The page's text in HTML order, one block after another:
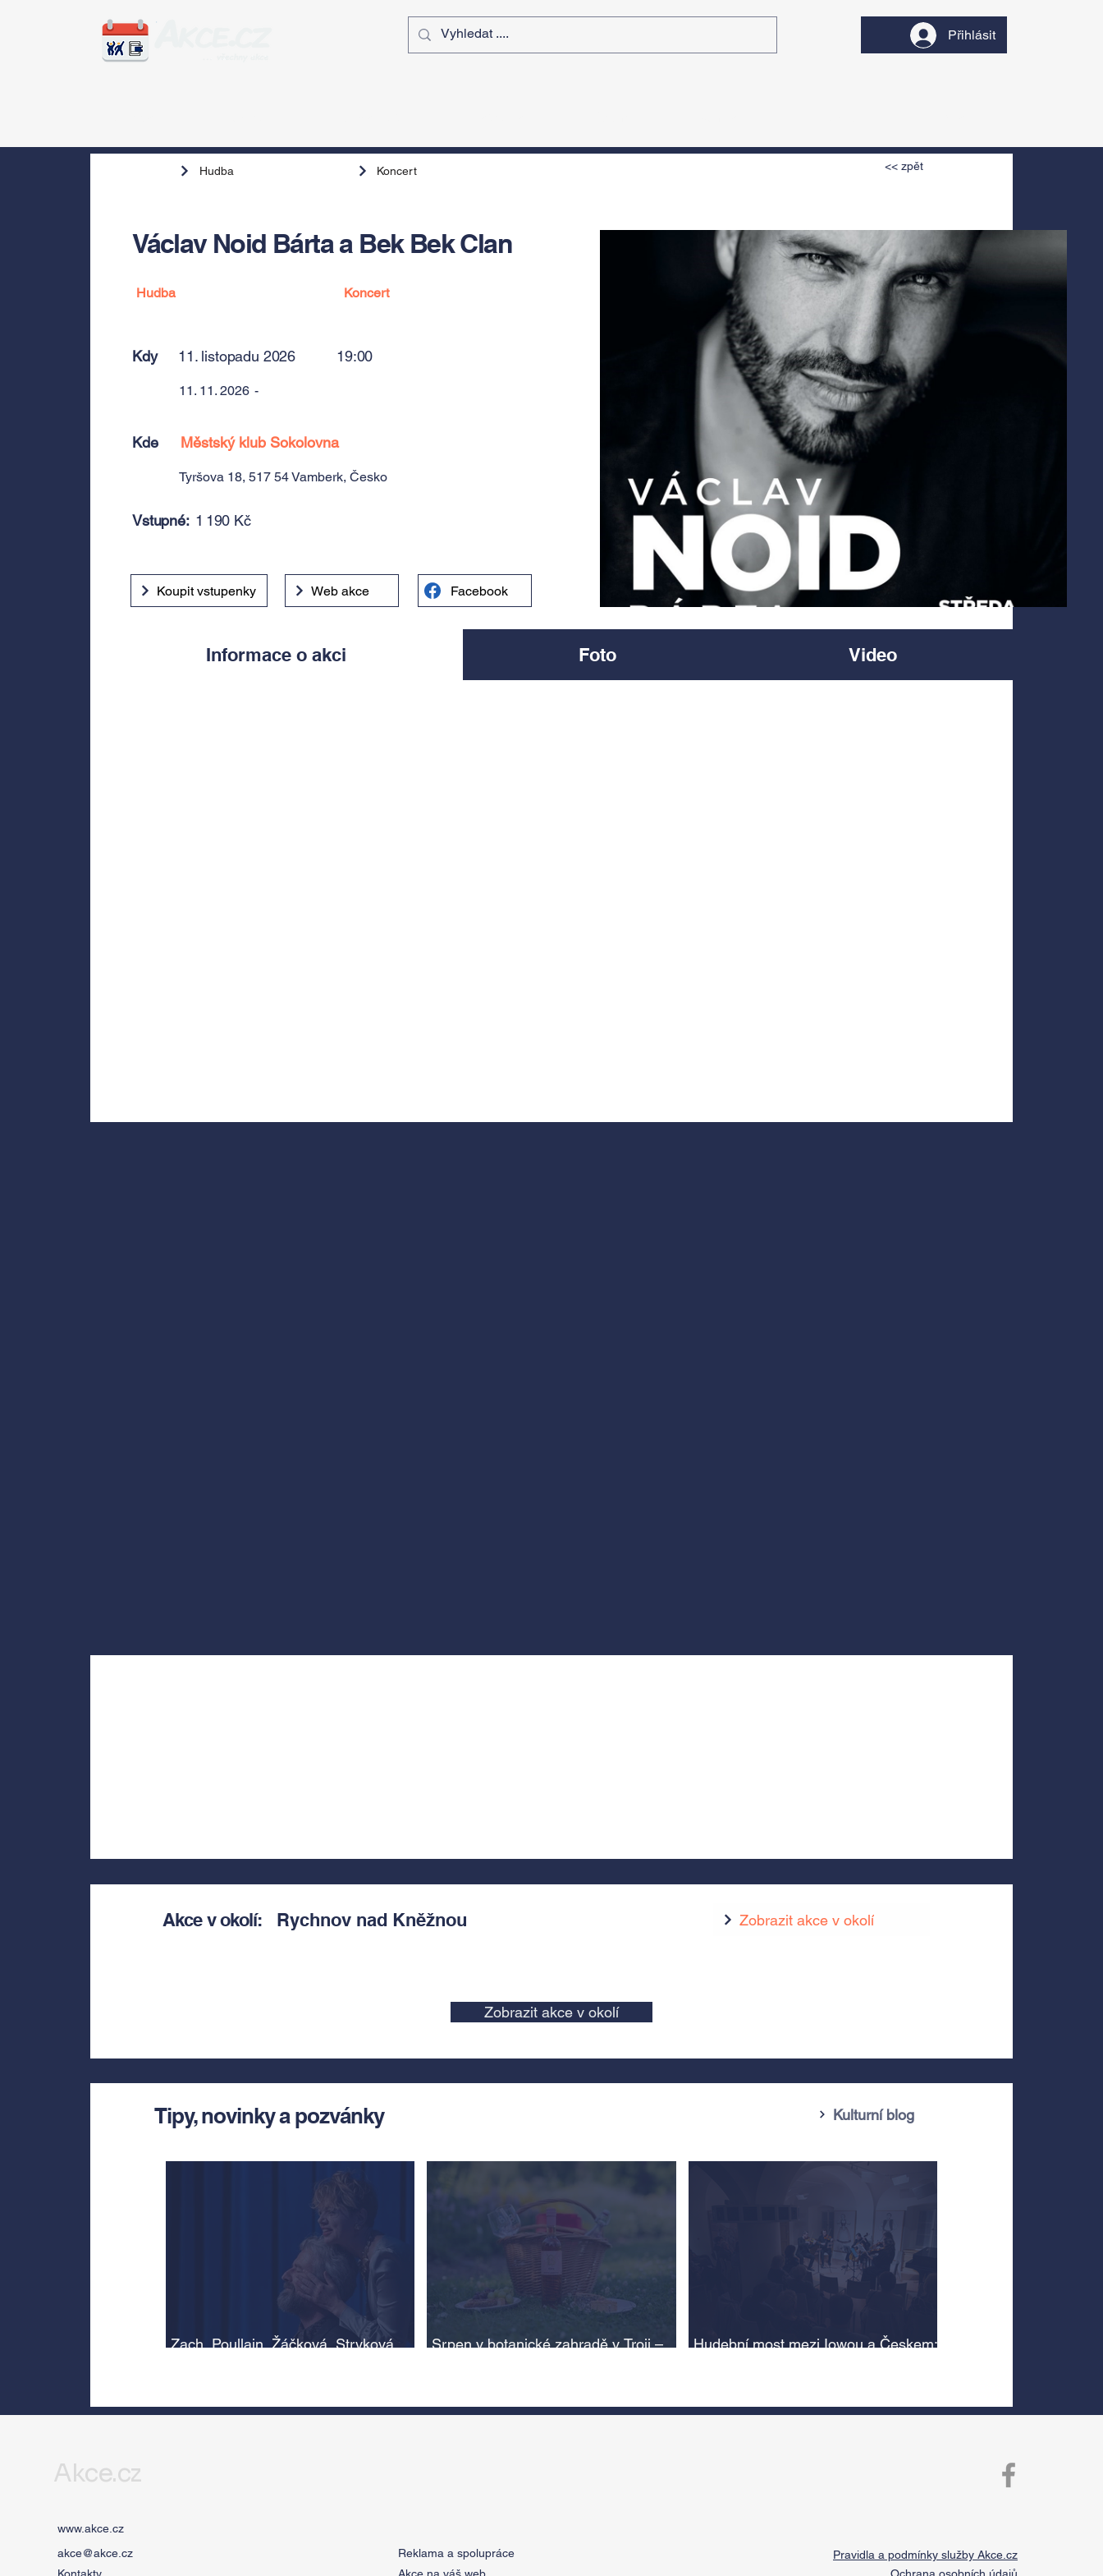
Přihlásit
Hudba Koncert << zpět
Václav Noid Bárta a Bek Bek Clan
Hudba Koncert
Kdy 11. listopadu 2026 19:00
11. 11. 2026 -
Kde Městský klub Sokolovna
Tyršova 18, 517 54 Vamberk, Česko
Vstupné: 1 190 Kč
Koupit vstupenky Web akce Facebook
Informace o akci Foto Video
Akce v okolí: Rychnov nad Kněžnou Zobrazit akce v okolí
Zobrazit akce v okolí
Tipy, novinky a pozvánky Kulturní blog
Zach, Poullain, Žáčková, Stryková,
Srpen v botanické zahradě v Troji –
Hudební most mezi Iowou a Českem:
Akce.cz
www.akce.cz
akce@akce.cz
Reklama a spolupráce
Pravidla a podmínky služby Akce.cz